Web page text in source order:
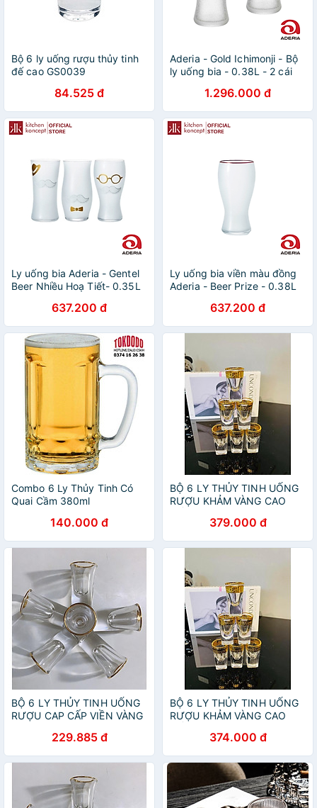
Bộ 6 ly uống rượu thủy tinh
đế cao GS0039
84.525 đ
Aderia - Gold Ichimonji - Bộ
ly uống bia - 0.38L - 2 cái
1.296.000 đ
Ly uống bia Aderia - Gentel
Beer Nhiều Hoạ Tiết- 0.35L
637.200 đ
Ly uống bia viền màu đồng
Aderia - Beer Prize - 0.38L
637.200 đ
Combo 6 Ly Thủy Tinh Có
Quai Cầm 380ml
Làm Ly Uống Bia
140.000 đ
BỘ 6 LY THỦY TINH UỐNG
RƯỢU KHẢM VÀNG CAO
379.000 đ
BỘ 6 LY THỦY TINH UỐNG
RƯỢU CAP CẤP VIỀN VÀNG
229.885 đ
BỘ 6 LY THỦY TINH UỐNG
RƯỢU KHẢM VÀNG CAO
374.000 đ